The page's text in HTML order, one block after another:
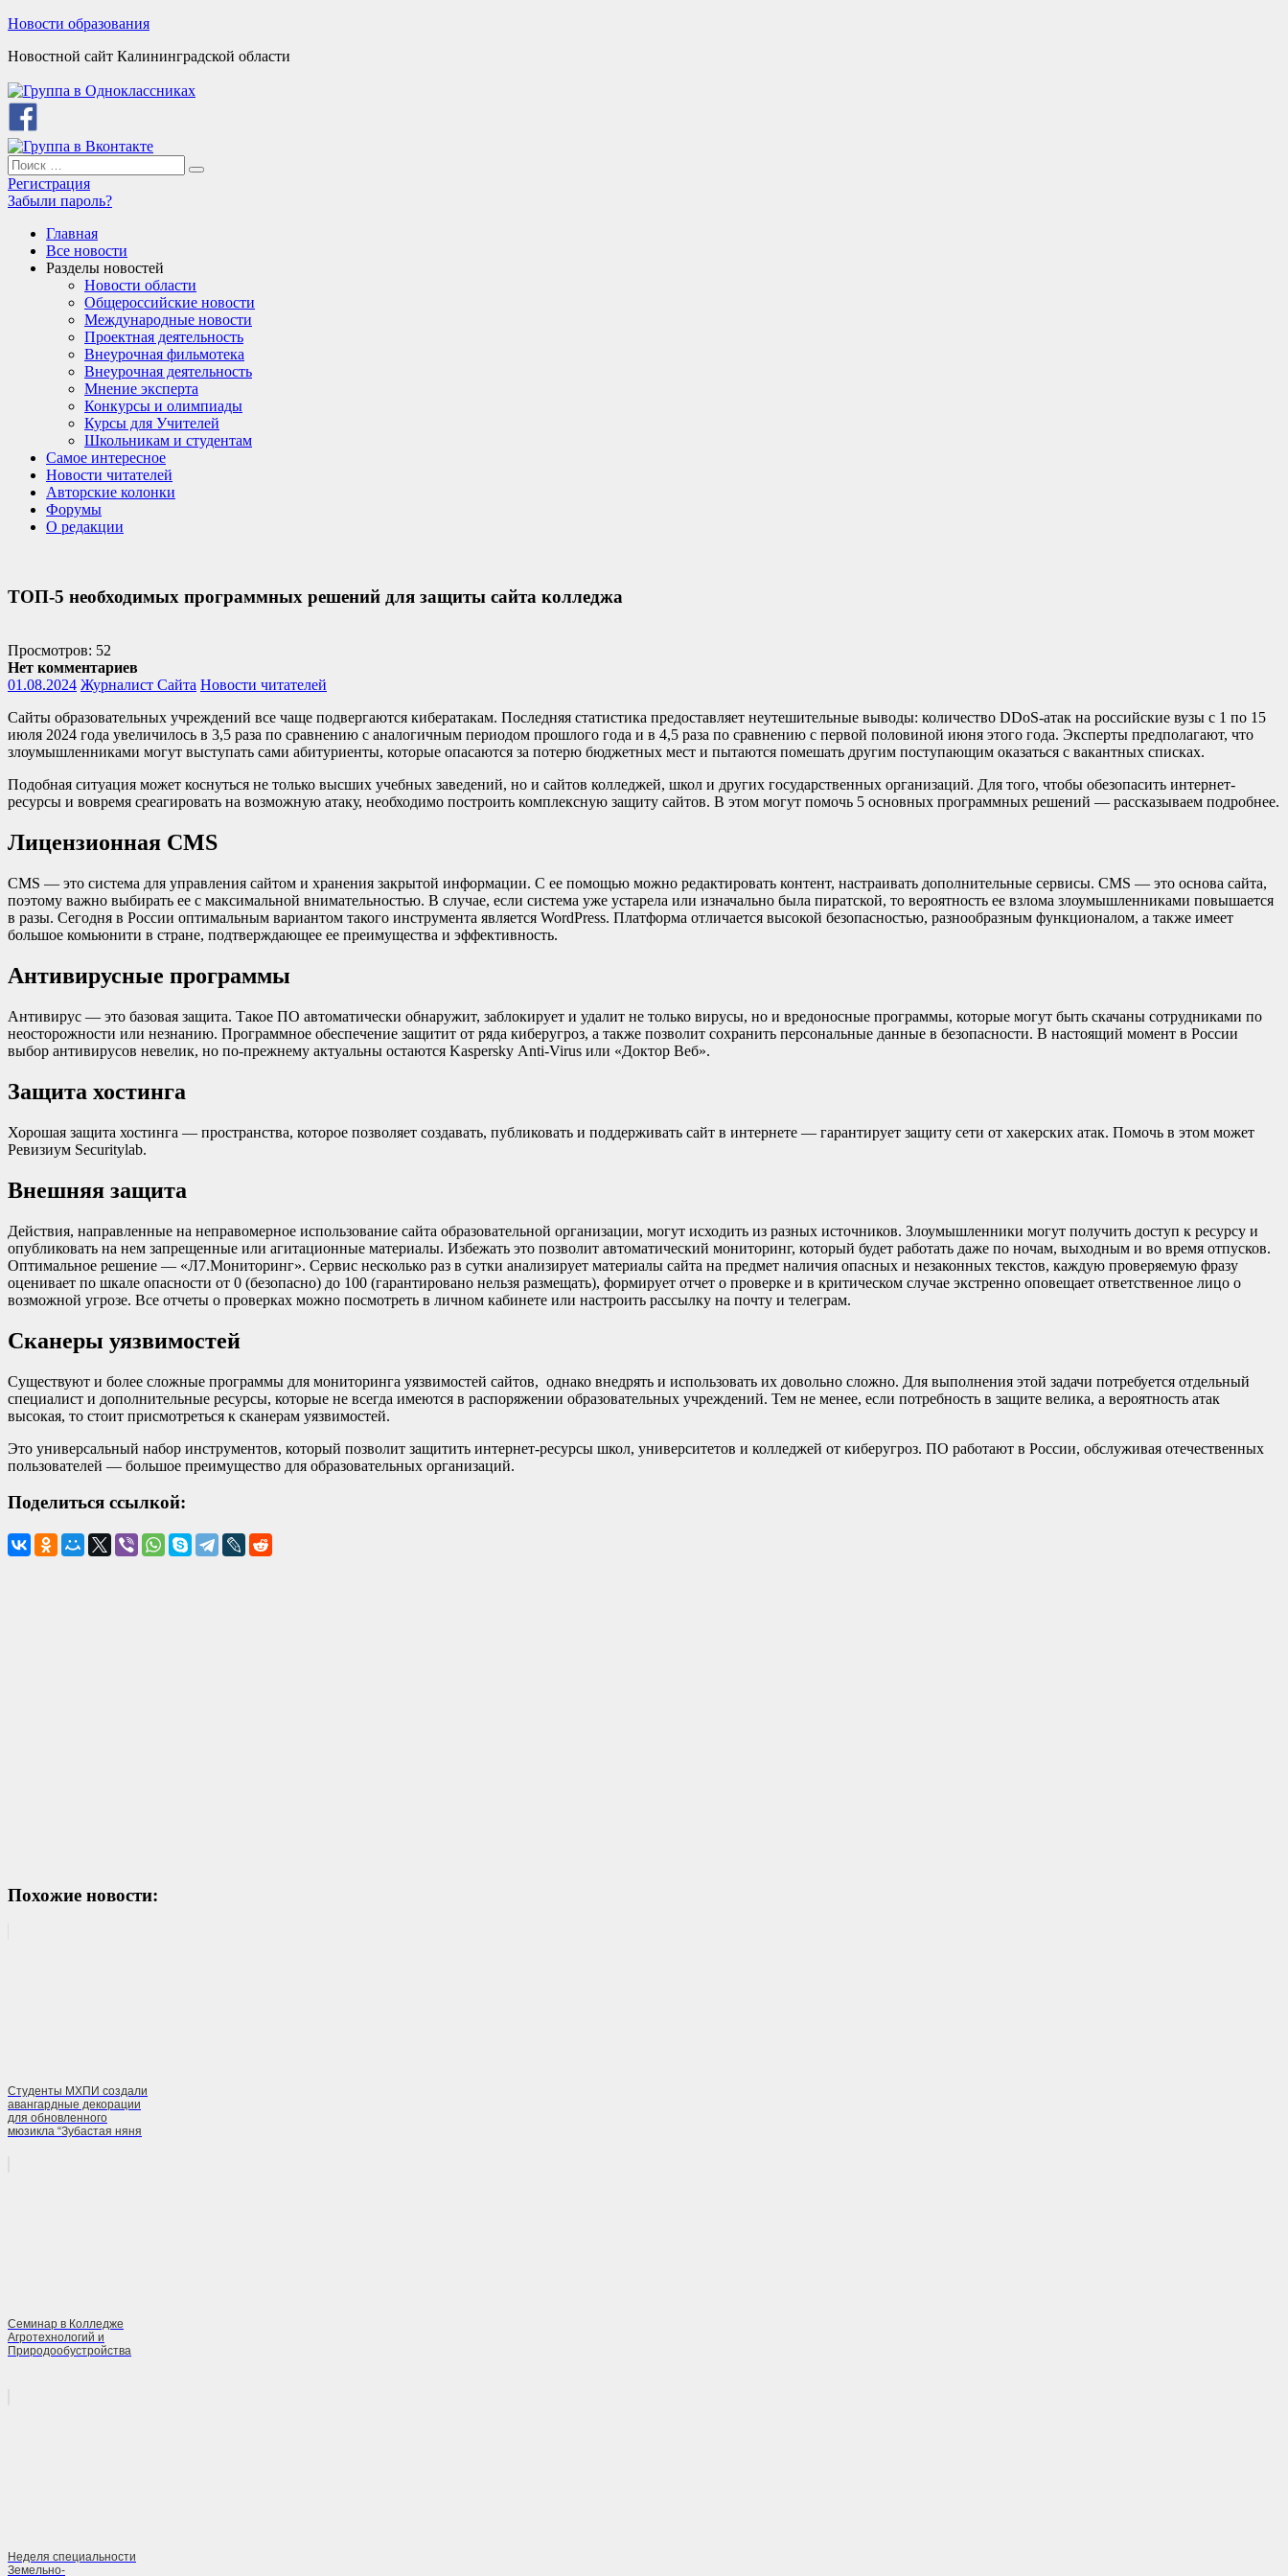
Skip
content
Новости образования
Новостной сайт Калининградской области
Search
for:
Search
Регистрация
Забыли пароль?
Главная
Все новости
Разделы новостей
Новости области
Общероссийские новости
Международные новости
Проектная деятельность
Внеурочная фильмотека
Внеурочная деятельность
Мнение эксперта
Конкурсы и олимпиады
Курсы для Учителей
Школьникам и студентам
Самое интересное
Новости читателей
Авторские колонки
Форумы
О редакции
ТОП-5 необходимых программных решений для защиты сайта колледжа
Просмотров: 52
Нет комментариев
01.08.2024 Журналист Сайта Новости читателей
Сайты образовательных учреждений все чаще подвергаются кибератакам. Последняя статистика предоставляет неутешительные выводы: количество DDoS-атак на российские вузы с 1 по 15
июля 2024 года увеличилось в 3,5 раза по сравнению с аналогичным периодом прошлого года и в 4,5 раза по сравнению с первой половиной июня этого года. Эксперты предполагают, что
злоумышленниками могут выступать сами абитуриенты, которые опасаются за потерю бюджетных мест и пытаются помешать другим поступающим оказаться с вакантных списках.
Подобная ситуация может коснуться не только высших учебных заведений, но и сайтов колледжей, школ и других государственных организаций. Для того, чтобы обезопасить интернет-
ресурсы и вовремя среагировать на возможную атаку, необходимо построить комплексную защиту сайтов. В этом могут помочь 5 основных программных решений — рассказываем подробнее.
Лицензионная CMS
CMS — это система для управления сайтом и хранения закрытой информации. С ее помощью можно редактировать контент, настраивать дополнительные сервисы. CMS — это основа сайта,
поэтому важно выбирать ее с максимальной внимательностью. В случае, если система уже устарела или изначально была пиратской, то вероятность ее взлома злоумышленниками повышается
в разы. Сегодня в России оптимальным вариантом такого инструмента является WordPress. Платформа отличается высокой безопасностью, разнообразным функционалом, а также имеет
большое комьюнити в стране, подтверждающее ее преимущества и эффективность.
Антивирусные программы
Антивирус — это базовая защита. Такое ПО автоматически обнаружит, заблокирует и удалит не только вирусы, но и вредоносные программы, которые могут быть скачаны сотрудниками по
неосторожности или незнанию. Программное обеспечение защитит от ряда киберугроз, а также позволит сохранить персональные данные в безопасности. В настоящий момент в России
выбор антивирусов невелик, но по-прежнему актуальны остаются Kaspersky Anti-Virus или «Доктор Веб».
Защита хостинга
Хорошая защита хостинга — пространства, которое позволяет создавать, публиковать и поддерживать сайт в интернете — гарантирует защиту сети от хакерских атак. Помочь в этом может
Ревизиум Securitylab.
Внешняя защита
Действия, направленные на неправомерное использование сайта образовательной организации, могут исходить из разных источников. Злоумышленники могут получить доступ к ресурсу и
опубликовать на нем запрещенные или агитационные материалы. Избежать это позволит автоматический мониторинг, который будет работать даже по ночам, выходным и во время отпусков.
Оптимальное решение — «Л7.Мониторинг». Сервис несколько раз в сутки анализирует материалы сайта на предмет наличия опасных и незаконных текстов, каждую проверяемую фразу
оценивает по шкале опасности от 0 (безопасно) до 100 (гарантировано нельзя размещать), формирует отчет о проверке и в критическом случае экстренно оповещает ответственное лицо о
возможной угрозе. Все отчеты о проверках можно посмотреть в личном кабинете или настроить рассылку на почту и телеграм.
Сканеры уязвимостей
Существуют и более сложные программы для мониторинга уязвимостей сайтов, однако внедрять и использовать их довольно сложно. Для выполнения этой задачи потребуется отдельный
специалист и дополнительные ресурсы, которые не всегда имеются в распоряжении образовательных учреждений. Тем не менее, если потребность в защите велика, а вероятность атак
высокая, то стоит присмотреться к сканерам уязвимостей.
Это универсальный набор инструментов, который позволит защитить интернет-ресурсы школ, университетов и колледжей от киберугроз. ПО работают в России, обслуживая отечественных
пользователей — большое преимущество для образовательных организаций.
Поделиться ссылкой:
Похожие новости:
Студенты МХПИ создали
авангардные декорации
для обновленного
мюзикла “Зубастая няня
Семинар в Колледже
Агротехнологий и
Природообустройства
Неделя специальности
Земельно-